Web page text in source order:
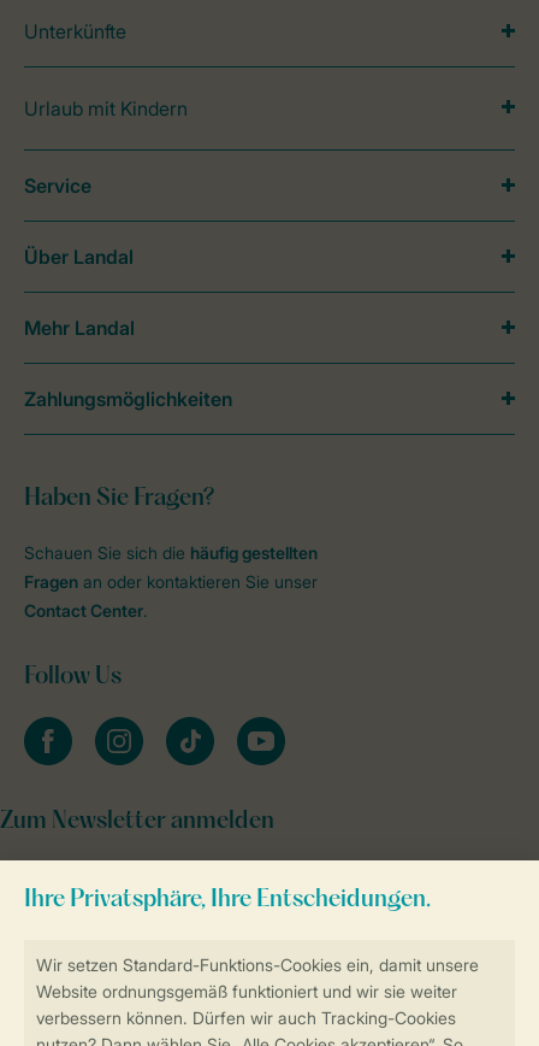
Sicher und schnell zur Online-Buchung
Unterkünfte
Urlaub mit Kindern
Haben Sie Fragen?
Schauen Sie sich die häufig gestellten
Fragen an oder kontaktieren Sie unser
Contact Center.
Follow Us
facebookinstagramtiktok youtube
Zum Newsletter anmelden
Service
Über Landal
Mehr Landal
Zahlungsmöglichkeiten